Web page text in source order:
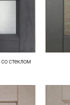
стеклом